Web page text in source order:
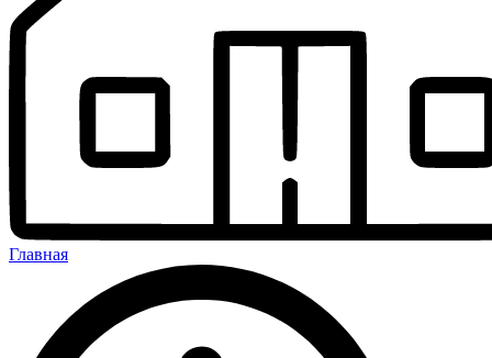
Главная